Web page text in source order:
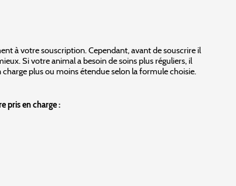
à votre souscription. Cependant, avant de souscrire il
Si votre animal a besoin de soins plus réguliers, il
plus ou moins étendue selon la formule choisie.
pris en charge :